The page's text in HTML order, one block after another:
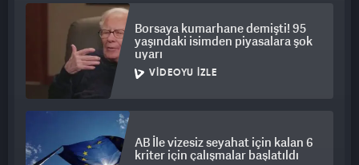
Borsaya kumarhane demişti! 95
yaşındaki isimden piyasalara şok
uyarı
VIDEOYU İZLE
AB İle vizesiz seyahat için kalan 6
kriter için çalışmalar başlatıldı